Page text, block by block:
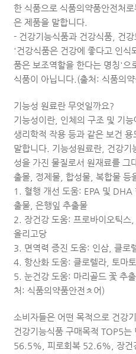
한 식품으로 식품의약품안전처
은 제품을 말합니다.
- 건강기능식품과 건강식품, 건
'건강식품은 건강에 좋다고 인
품은 보조역할을 한다는 명칭'으
식품이 아닙니다.(출처: 식품의
기능성 원료란 무엇일까요?
기능성이란, 인체의 구조 및 기
생리학적 작용 등과 같은 보건
말합니다. 기능성원료란, 건강기
성을 가진 물질로서 원재료를 그
출몰, 정제물, 합성물, 복합물 등
1. 혈행 개선 도움: EPA 및 DHA
출물, 은행잎 추출물
2. 장건강 도움: 프로바이오틱스
올리고당
3. 면역력 증진 도움: 인삼, 클로
4. 항산화 도움: 클로렐라, 토마
5. 눈건강 도움: 마리골드 꽃 추
처: 식품의약품안전ㅊ어)
소비자들은 어떤 목적으로 건강
건강기능식품 구매목적 TOP5
56.5%, 피로회복 52.6%, 장